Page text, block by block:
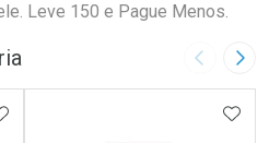
Leve 150 e Pague Menos.
Imagem
AOS FAVORITOS